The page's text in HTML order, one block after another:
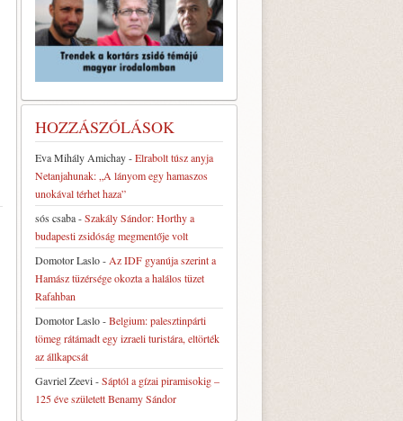
HOZZÁSZÓLÁSOK
Eva Mihály Amichay-Elrabolt túsz anyja
Netanjahunak: „A lányom egy hamaszos
unokával térhet haza”
sós csaba-Szakály Sándor: Horthy a
budapesti zsidóság megmentője volt
Domotor Laslo- Az IDF gyanúja szerint a
Hamász tüzérsége okozta a halálos tüzet
Rafahban
Domotor Laslo-Belgium: palesztinpárti
tömeg rátámadt egy izraeli turistára, eltörték
az állkapcsát
Gavriel Zeevi-Sáptól a gízai piramisokig –
125 éve született Benamy Sándor